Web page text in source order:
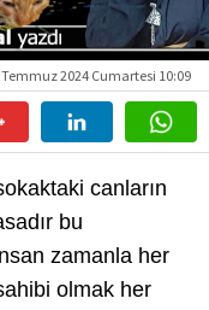
Temmuz 2024 Cumartesi 10:09
canların
bu
zamanla her
olmak her